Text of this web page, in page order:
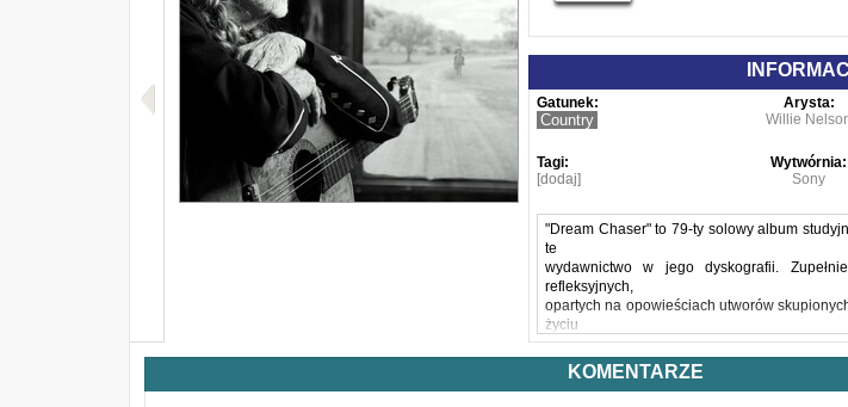
Gatunek:
Country
Arysta:
Willie
Tagi:
[dodaj]
Wytwórnia:
Sony
"Dream Chaser" to 79-ty solowy album
te
wydawnictwo w jego dyskografii.
refleksyjnych,
opartych na opowieściach utworów
życiu
w trasie. Zakorzeniony w klasycznych
jednocześnie
przedstawiony z nowoczesnej perspektywy,
KOMENTARZE